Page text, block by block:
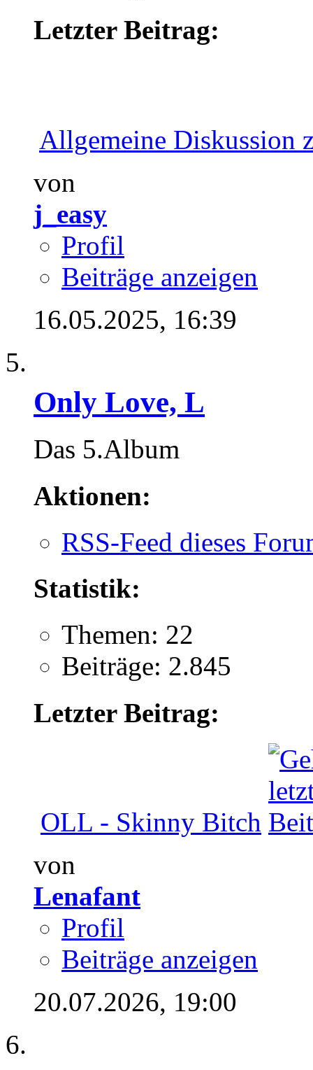
Letzter Beitrag:
Allgemeine Diskussion
von
j_easy
Profil
Beiträge anzeigen
16.05.2025, 16:39
Only Love, L
Das 5.Album
Aktionen:
RSS-Feed dieses
Statistik:
Themen: 22
Beiträge: 2.845
Letzter Beitrag:
OLL - Skinny Bitch
von
Lenafant
Profil
Beiträge anzeigen
20.07.2026, 19:00